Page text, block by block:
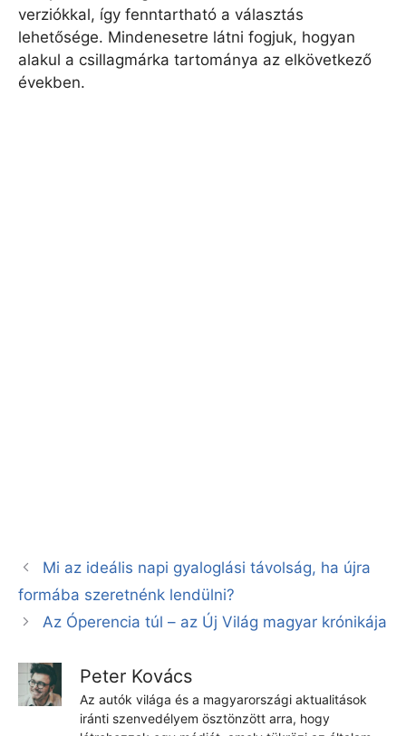
verziókkal, így fenntartható a választás
lehetősége. Mindenesetre látni fogjuk, hogyan
alakul a csillagmárka tartománya az elkövetkező
években.
Mi az ideális napi gyaloglási távolság, ha újra
formába szeretnénk lendülni?
Az Óperencia túl – az Új Világ magyar krónikája
Peter Kovács
Az autók világa és a magyarországi aktualitások
iránti szenvedélyem ösztönzött arra, hogy